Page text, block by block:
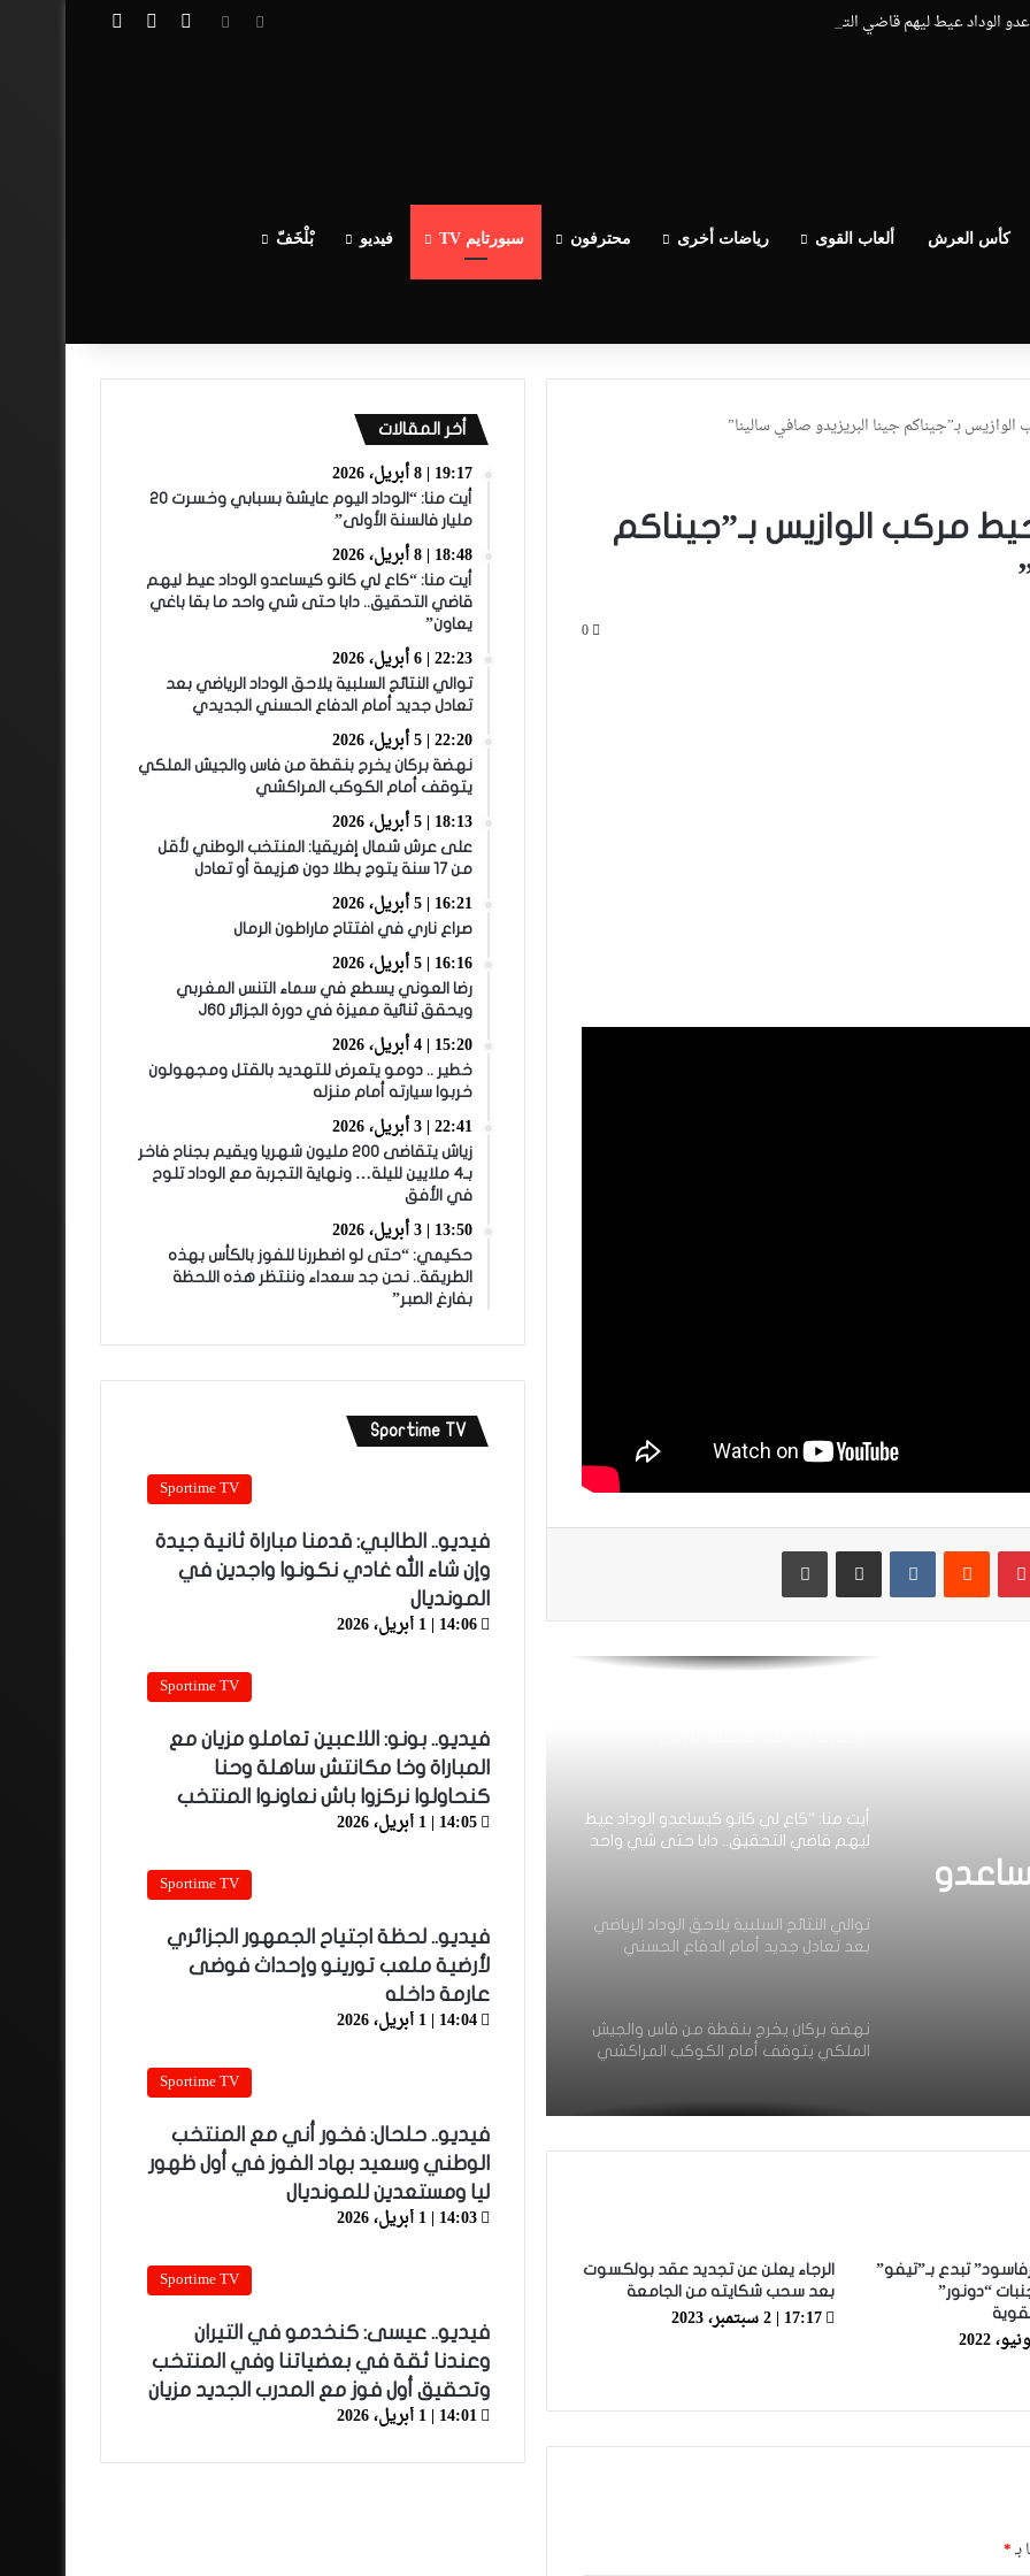
الوداد عيط ليهم قاضي التحقيق.. دابا حتى شي واحد ما بقا باغي يعاون” تسجيل الدخول
مقال عشوائي
كأس العرش ألعاب القوى رياضات أخرى محترفون سبورتايم TV فيديو بْلْخَفّ
بـ”جيناكم جينا البريزيدو صافي سالينا”
مركب الوازيس بـ”جيناكم
0
بينتيريست مشاركة عبر البريد طباعة
فيديو.. حلحال: فخور أني مع المنتخب
ليا ومستعدين للمونديال
ليهم قاضي التحقيق.. دابا حتى شي واحد
ما بقا باغي يعاون”
بعد تعادل جديد أمام الدفاع الحسني
الجديدي
الملكي يتوقف أمام الكوكب المراكشي
زياش يتقاضى 200 مليون شهريا ويقيم
التجربة مع الوداد تلوح في الأفق
المونديال
فيديو.. بونو: اللاعبين تعاملو مزيان مع
لأرضية ملعب تورينو وإحداث فوضى عارمة
تبدع بـ”تيفو”
“دونور”
الرجاء يعلن عن تجديد عقد بولكسوت
بعد سحب شكايته من الجامعة
17:17 | 2 سبتمبر، 2023
*
أخر المقالات
19:17 | 8 أبريل، 2026
أيت منا: “الوداد اليوم عايشة بسبابي وخسرت 20
مليار فالسنة الأولى”
18:48 | 8 أبريل، 2026
أيت منا: “كاع لي كانو كيساعدو الوداد عيط ليهم
قاضي التحقيق.. دابا حتى شي واحد ما بقا باغي
يعاون”
22:23 | 6 أبريل، 2026
توالي النتائج السلبية يلاحق الوداد الرياضي بعد
تعادل جديد أمام الدفاع الحسني الجديدي
22:20 | 5 أبريل، 2026
نهضة بركان يخرج بنقطة من فاس والجيش الملكي
يتوقف أمام الكوكب المراكشي
18:13 | 5 أبريل، 2026
على عرش شمال إفريقيا: المنتخب الوطني لأقل
من 17 سنة يتوج بطلا دون هزيمة أو تعادل
16:21 | 5 أبريل، 2026
صراع ناري في افتتاح ماراطون الرمال
16:16 | 5 أبريل، 2026
رضا العوني يسطع في سماء التنس المغربي
ويحقق ثنائية مميزة في دورة الجزائر J60
15:20 | 4 أبريل، 2026
خطير .. دومو يتعرض للتهديد بالقتل ومجهولون
خربوا سيارته أمام منزله
22:41 | 3 أبريل، 2026
زياش يتقاضى 200 مليون شهريا ويقيم بجناح فاخر
بـ4 ملايين لليلة… ونهاية التجربة مع الوداد تلوح
في الأفق
13:50 | 3 أبريل، 2026
حكيمي: “حتى لو اضطررنا للفوز بالكأس بهذه
الطريقة.. نحن جد سعداء وننتظر هذه اللحظة
بفارغ الصبر”
Sportime TV
Sportime TV
فيديو.. الطالبي: قدمنا مباراة ثانية جيدة
وإن شاء الله غادي نكونوا واجدين في
المونديال
14:06 | 1 أبريل، 2026
Sportime TV
فيديو.. بونو: اللاعبين تعاملو مزيان مع
المباراة وخا مكانتش ساهلة وحنا
كنحاولوا نركزوا باش نعاونوا المنتخب
14:05 | 1 أبريل، 2026
Sportime TV
فيديو.. لحظة اجتياح الجمهور الجزائري
لأرضية ملعب تورينو وإحداث فوضى
عارمة داخله
14:04 | 1 أبريل، 2026
Sportime TV
فيديو.. حلحال: فخور أني مع المنتخب
الوطني وسعيد بهاد الفوز في أول ظهور
ليا ومستعدين للمونديال
14:03 | 1 أبريل، 2026
Sportime TV
فيديو.. عيسى: كنخدمو في التيران
وعندنا ثقة في بعضياتنا وفي المنتخب
وتحقيق أول فوز مع المدرب الجديد مزيان
14:01 | 1 أبريل، 2026